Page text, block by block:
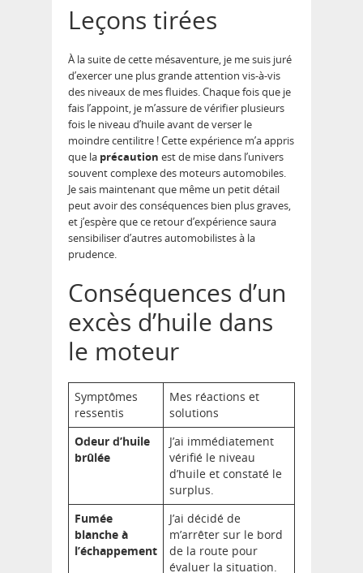
Leçons tirées
À la suite de cette mésaventure, je me suis juré
d’exercer une plus grande attention vis-à-vis
des niveaux de mes fluides. Chaque fois que je
fais l’appoint, je m’assure de vérifier plusieurs
fois le niveau d’huile avant de verser le
moindre centilitre ! Cette expérience m’a appris
que la précaution est de mise dans l’univers
souvent complexe des moteurs automobiles.
Je sais maintenant que même un petit détail
peut avoir des conséquences bien plus graves,
et j’espère que ce retour d’expérience saura
sensibiliser d’autres automobilistes à la
prudence.
Conséquences d’un
excès d’huile dans
le moteur
Symptômes
ressentis
Mes réactions et
solutions
Odeur d’huile
brûlée
J’ai immédiatement
vérifié le niveau
d’huile et constaté le
surplus.
Fumée
blanche à
l’échappement
J’ai décidé de
m’arrêter sur le bord
de la route pour
évaluer la situation.